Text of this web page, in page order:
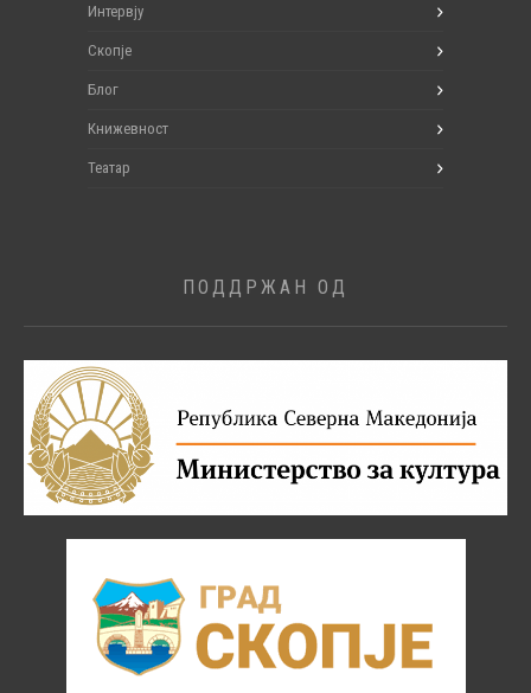
Интервју
Скопје
Блог
Книжевност
Театар
ПОДДРЖАН ОД